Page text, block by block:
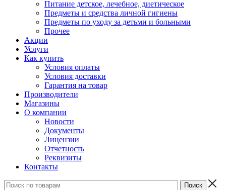
Питание детское, лечебное, диетическое
Предметы и средства личной гигиены
Предметы по уходу за детьми и больными
Прочее
Акции
Услуги
Как купить
Условия оплаты
Условия доставки
Гарантия на товар
Производители
Магазины
О компании
Новости
Документы
Лицензии
Отчетность
Реквизиты
Контакты